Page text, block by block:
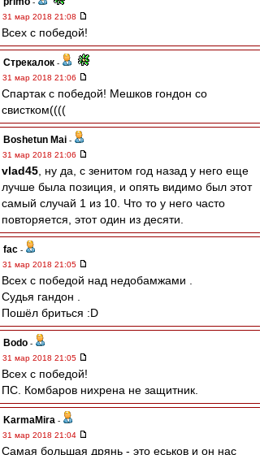
-
31 мар 2018 21:08
Всех с победой!
Стрекалок -
31 мар 2018 21:06
Спартак с победой! Мешков гондон со
свистком((((
Boshetun Mai -
31 мар 2018 21:06
vlad45 , ну да, с зенитом год назад у него еще
лучше была позиция, и опять видимо был этот
самый случай 1 из 10. Что то у него часто
повторяется, этот один из десяти.
fac -
31 мар 2018 21:05
Всех с победой над недобамжами .
Судья гандон .
Пошёл бриться :D
Bodo -
31 мар 2018 21:05
Всех с победой!
ПС. Комбаров нихрена не защитник.
KarmaMira -
31 мар 2018 21:04
Самая большая дрянь - это еськов и он нас